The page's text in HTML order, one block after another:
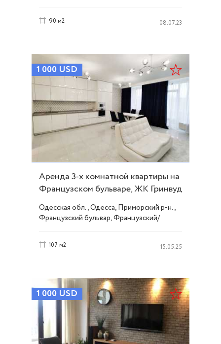
90 м2 08.07.23
1 000 USD
Аренда 3-х комнатной квартиры на
Французском бульваре, ЖК Гринвуд
ID 51742
Одесская обл., Одесса, Приморский р-н.,
Французский бульвар, Французский/
107 м2 15.05.25
1 000 USD